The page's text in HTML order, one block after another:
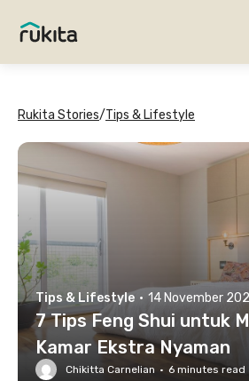
Rukita Stories/Tips & Lifestyle
Tips & Lifestyle · 14 November
7 Tips Feng Shui untuk
Kamar Ekstra Nyaman
Chikitta Carnelian · 6 minutes read